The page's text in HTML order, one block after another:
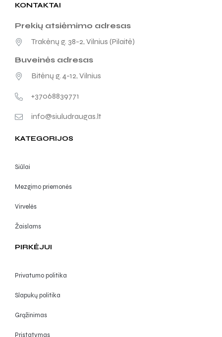
KONTAKTAI
Prekių atsiėmimo adresas
Trakėnų g. 38-2, Vilnius (Pilaitė)
Buveinės adresas
Bitėnų g. 4-12, Vilnius
+37068839771
info@siuludraugas.lt
KATEGORIJOS
Siūlai
Mezgimo priemonės
Virvelės
Žaislams
PIRKĖJUI
Privatumo politika
Slapukų politika
Grąžinimas
Pristatymas